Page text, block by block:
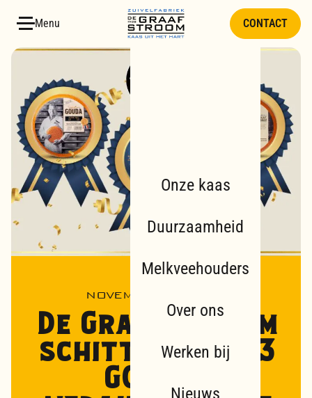
content
Menu CONTACT
Onze kaas
Duurzaamheid
Melkveehouders
Over ons
Werken bij
Nieuws
NOVEMBER 26, 2025
De Graafstroom
schittert met 3
GOUDEN